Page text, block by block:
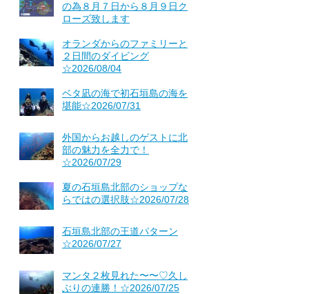
の為８月７日から８月９日ク
ローズ致します
オランダからのファミリーと
２日間のダイビング
☆2026/08/04
ベタ凪の海で初石垣島の海を
堪能☆2026/07/31
外国からお越しのゲストに北
部の魅力を全力で！
☆2026/07/29
夏の石垣島北部のショップな
らではの選択肢☆2026/07/28
石垣島北部の王道パターン
☆2026/07/27
マンタ２枚見れた〜〜♡久し
ぶりの連勝！☆2026/07/25